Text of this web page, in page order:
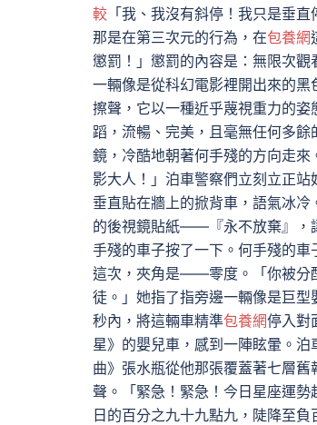
較 「我、我沒有斜停！我只是垂
那是在第三次元的行為，在包養網
懲罰！」懲罰的內容是：無限次
一輛像是從科幻電影裡開出來的黑
擦聲，它以一種近乎蔑視重力的
蹈，流暢、完美，且毫無任何多
鏡，冷酷地朝著何手殘的方向走
影大人！」泊車警察們立刻立正
垂直貼在牆上的掀背車，語氣冰
的後視鏡貼紙——『永不放棄』，
手殘的車子按了一下。何手殘的
這次，夾角是——零度。「你被分
徒。」她指了指旁邊一輛像是巨
秒內，將這輛車精準包養網停入對
星》的嬰兒車，感到一陣眩暈。
曲》張水瓶從他那張覆蓋著七層
聲。「緊急！緊急！今日星座運
日的百分之九十九點九，陡降至